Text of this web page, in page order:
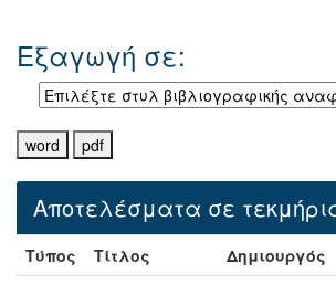
Εξαγωγή σε:
Αποτελέσματα σε
Τύπος Τίτλος Δημιουργός